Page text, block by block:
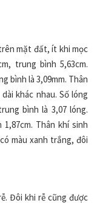
mặt đất, ít khi mọc
trung bình 5,63cm.
bình là 3,09mm. Thân
khác nhau. Số lóng
bình là 3,07 lóng.
Thân khí sinh
màu xanh trắng, đôi
Đôi khi rễ cũng được